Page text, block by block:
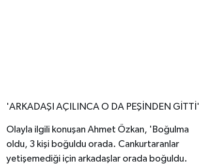
'ARKADAŞI AÇILINCA O DA PEŞİNDEN GİTTİ'
Olayla ilgili konuşan Ahmet Özkan, 'Boğulma
oldu, 3 kişi boğuldu orada. Cankurtaranlar
yetişemediği için arkadaşlar orada boğuldu.